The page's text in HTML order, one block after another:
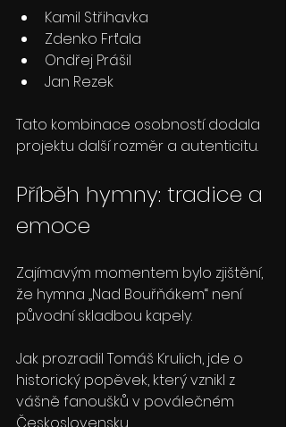
Kamil Střihavka
Zdenko Frťala
Ondřej Prášil
Jan Rezek
Tato kombinace osobností dodala
projektu další rozměr a autenticitu.
Příběh hymny: tradice a
emoce
Zajímavým momentem bylo zjištění,
že hymna „Nad Bouřňákem“ není
původní skladbou kapely.
Jak prozradil Tomáš Krulich, jde o
historický popěvek, který vznikl z
vášně fanoušků v poválečném